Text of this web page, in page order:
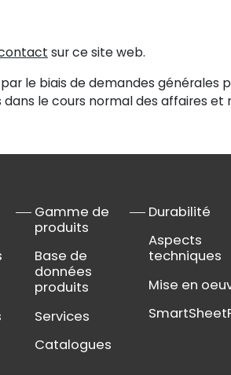
sur ce site web.
le biais de demandes
le cours normal des affaires
Gamme de
produits
Base de
données
produits
Services
Catalogues
Durabilité
Aspects
techniques
Mise en